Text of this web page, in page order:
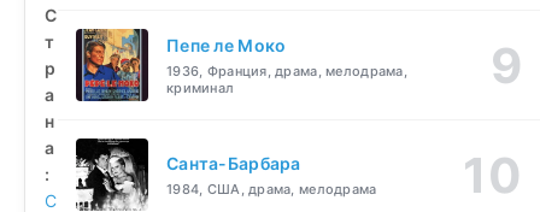
С
т
р
а
н
а
:
С
Пепе ле Моко
1936, Франция, драма, мелодрама,
криминал
Санта-Барбара
1984, США, драма, мелодрама